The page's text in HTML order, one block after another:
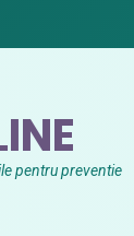
pentru preventie